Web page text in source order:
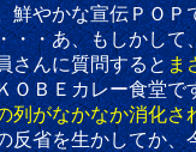
伝ＰＯＰで飾
もしかして、阪
問するとま
ー食堂ですが
なか消化され
かしてか、今